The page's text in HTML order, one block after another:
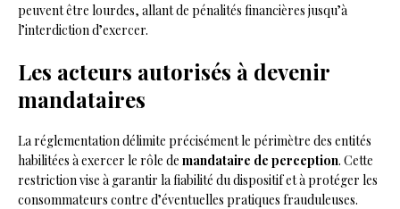
peuvent être lourdes, allant de pénalités financières jusqu’à
l’interdiction d’exercer.
Les acteurs autorisés à devenir
mandataires
La réglementation délimite précisément le périmètre des entités
habilitées à exercer le rôle de mandataire de perception. Cette
restriction vise à garantir la fiabilité du dispositif et à protéger les
consommateurs contre d’éventuelles pratiques frauduleuses.